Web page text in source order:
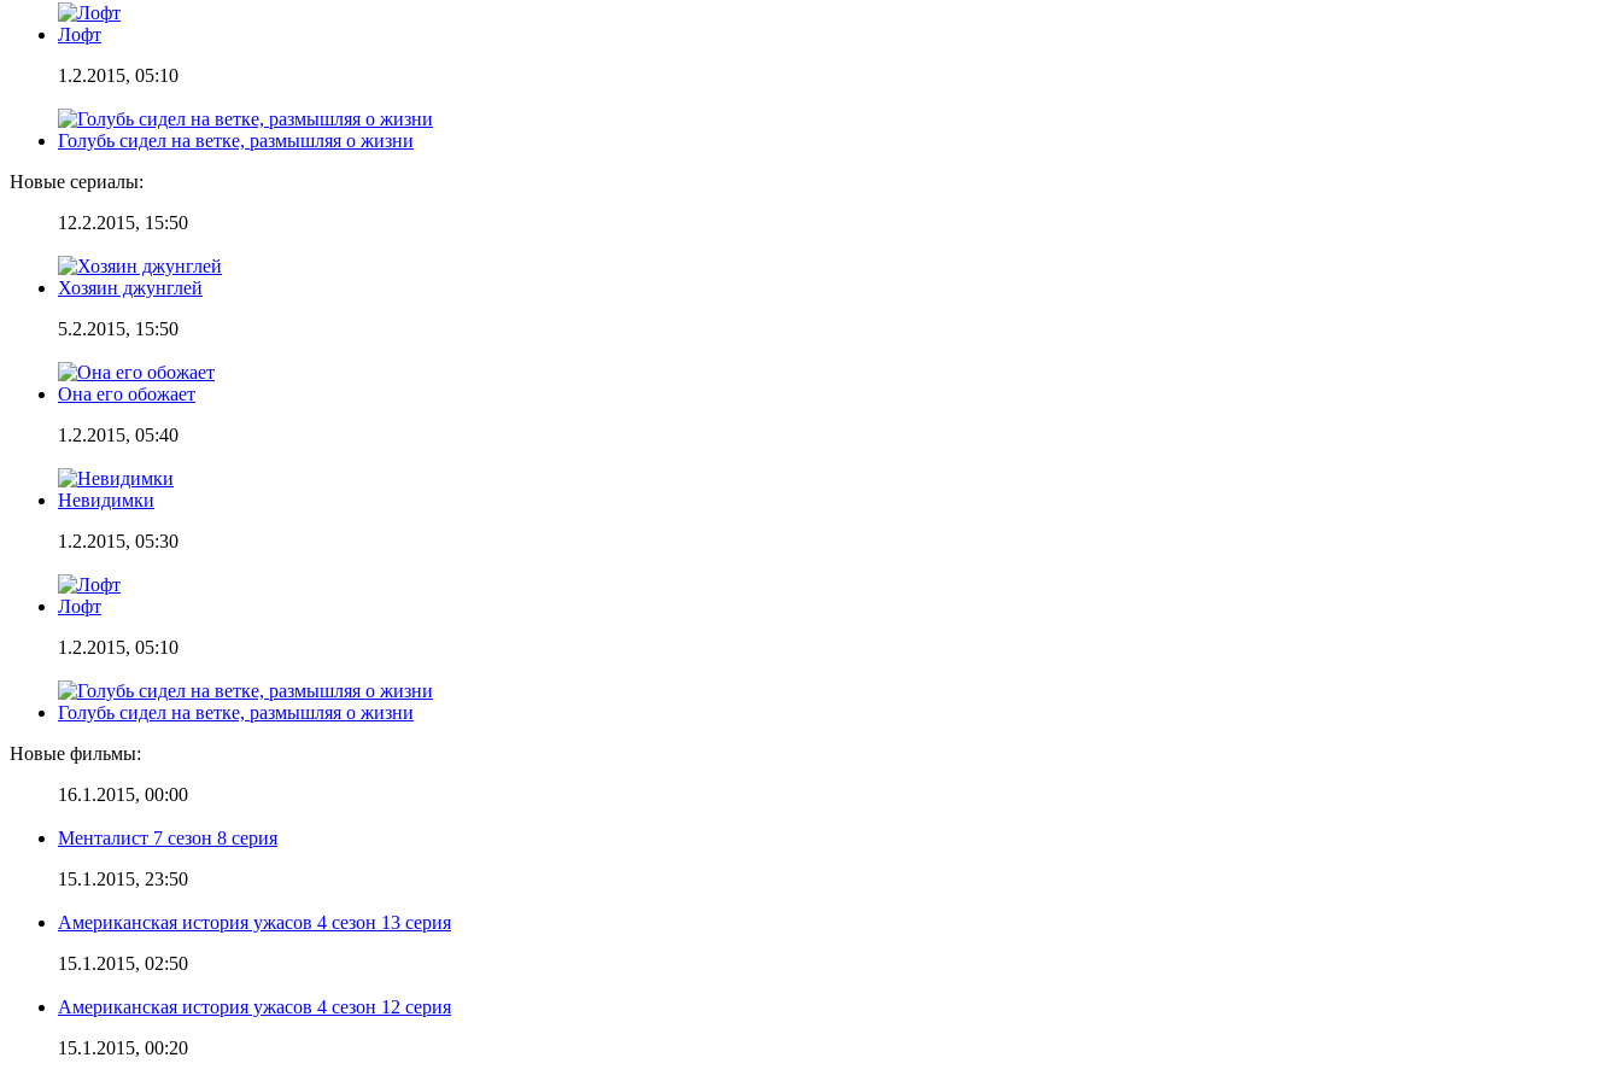
Лофт
1.2.2015, 05:10
Голубь сидел на ветке, размышляя о жизни
Новые сериалы:
12.2.2015, 15:50
Хозяин джунглей
5.2.2015, 15:50
Она его обожает
1.2.2015, 05:40
Невидимки
1.2.2015, 05:30
Лофт
1.2.2015, 05:10
Голубь сидел на ветке, размышляя о жизни
Новые фильмы:
16.1.2015, 00:00
Менталист 7 сезон 8 серия
15.1.2015, 23:50
Американская история ужасов 4 сезон 13 серия
15.1.2015, 02:50
Американская история ужасов 4 сезон 12 серия
15.1.2015, 00:20